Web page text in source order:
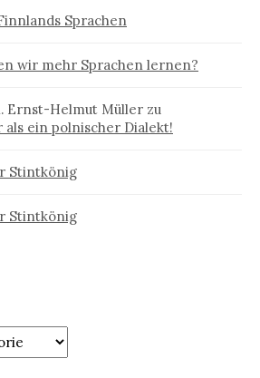
Sprachen
wir mehr Sprachen lernen?
Ernst-Helmut Müller zu
als ein polnischer Dialekt!
Stintkönig
Stintkönig